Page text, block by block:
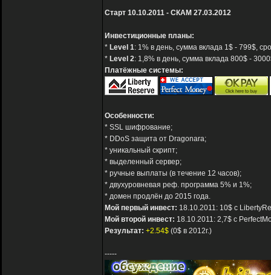
Старт 10.10.2011 - СКАМ 27.03.2012
Инвестиционные планы:
* Level 1: 1% в день, сумма вклада 1$ - 799$,
* Level 2: 1,8% в день, сумма вклада 800$ -
Платёжные системы:
Особенности:
* SSL шифрование;
* DDoS защита от Dragonara;
* уникальный скрипт;
* выделенный сервер;
* ручные выплаты (в течение 12 часов);
* двухуровневая реф. программа 5% и 1%;
* домен продлён до 2015 года.
Мой первый инвест: 18.10.2011: 10$ с
Мой второй инвест: 18.10.2011: 2,7$ с
Результат: +2.54$ (0$ в 2012г.)
-----